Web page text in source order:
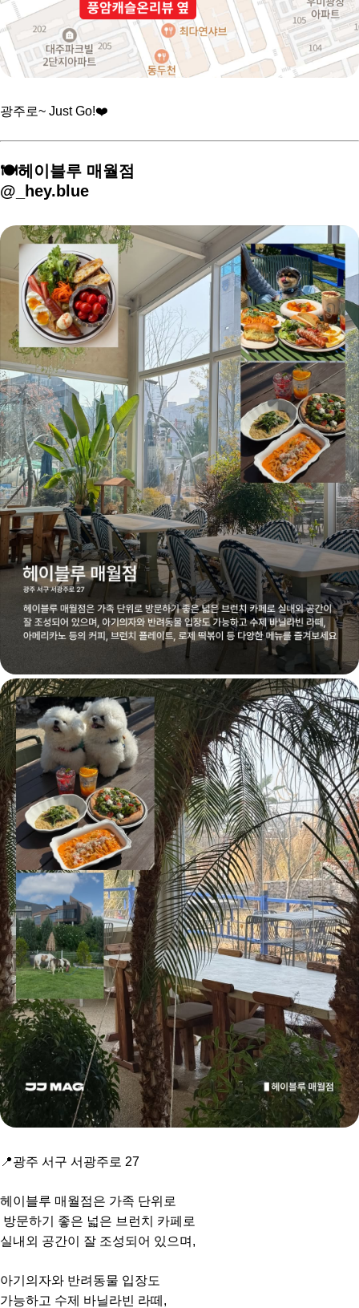
광주로~ Just Go!❤️
🍽️헤이블루 매월점
@_hey.blue
📍광주 서구 서광주로 27
헤이블루 매월점은 가족 단위로
방문하기 좋은 넓은 브런치 카페로
실내외 공간이 잘 조성되어 있으며,
아기의자와 반려동물 입장도
가능하고 수제 바닐라빈 라떼,